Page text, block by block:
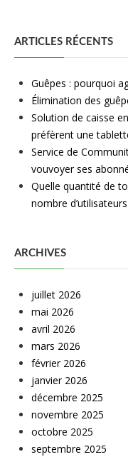
ARTICLES RÉCENTS
Guêpes : pourquoi
Élimination des
Solution de caisse
préfèrent une
Service de
vouvoyer ses
Quelle quantité de
nombre
ARCHIVES
juillet 2026
mai 2026
avril 2026
mars 2026
février 2026
janvier 2026
décembre 2025
novembre 2025
octobre 2025
septembre 2025